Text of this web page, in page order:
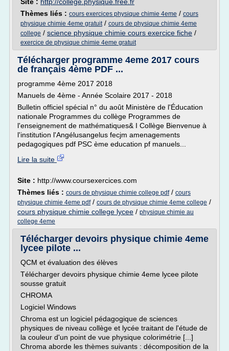
Thèmes liés : cours exercices physique chimie 4eme / cours
physique chimie 4eme gratuit/ cours de physique chimie 4eme
college / science physique chimie cours exercice fiche /
exercice de physique chimie 4eme gratuit
Télécharger programme 4eme 2017 cours
de français 4ème PDF ...
programme 4ème 2017 2018
Manuels de 4ème - Année Scolaire 2017 - 2018
Bulletin officiel spécial n° du août Ministère de l'Éducation
nationale Programmes du collège Programmes de
l'enseignement de mathématiques& I Collège Bienvenue à
l'institution l'Angélusangelus fecjm amenagements
pedagogiques pdf PSC ème education pf manuels...
Lire la suite
Site : http://www.coursexercices.com
Thèmes liés : cours de physique chimie college pdf/ cours
physique chimie 4eme pdf/ cours de physique chimie 4eme college /
cours physique chimie college lycee / physique chimie au
college 4eme
Télécharger devoirs physique chimie 4eme
lycee pilote ...
QCM et évaluation des élèves
Télécharger devoirs physique chimie 4eme lycee pilote
sousse gratuit
CHROMA
Logiciel Windows
Chroma est un logiciel pédagogique de sciences
physiques de niveau collège et lycée traitant de l'étude de
la couleur d'un point de vue physique colorimétrie [...]
Chroma aborde les thèmes suivants : décomposition de la